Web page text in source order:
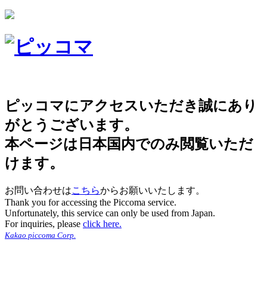
ピッコマにアクセスいただき誠にあり
がとうございます。
本ページは日本国内でのみ閲覧いただ
けます。
お問い合わせはこちらからお願いいたします。
Thank you for accessing the Piccoma service.
Unfortunately, this service can only be used from Japan.
For inquiries, please click here.
Kakao piccoma Corp.